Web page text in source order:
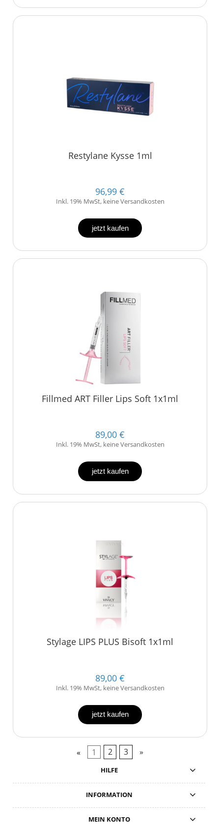
Restylane Kysse 1ml
96,99 €
Inkl. 19% MwSt, keine Versandkosten
jetzt kaufen
Fillmed ART Filler Lips Soft 1x1ml
89,00 €
Inkl. 19% MwSt, keine Versandkosten
jetzt kaufen
Stylage LIPS PLUS Bisoft 1x1ml
89,00 €
Inkl. 19% MwSt, keine Versandkosten
jetzt kaufen
« 1 2 3 »
HILFE
INFORMATION
MEIN KONTO